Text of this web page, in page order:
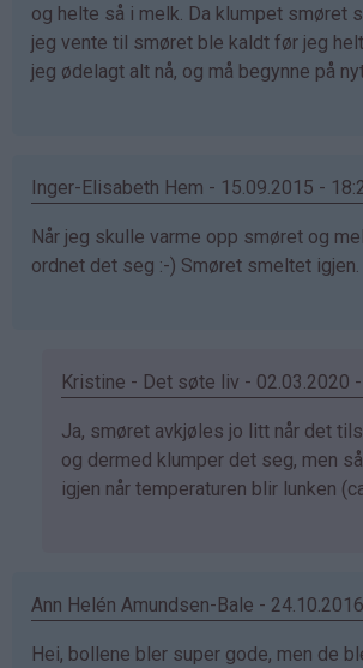
og helte så i melk. Da klumpet smøret
jeg vente til smøret ble kaldt før jeg
jeg ødelagt alt nå, og må begynne på
Inger-Elisabeth Hem - 15.09.2015 -
Når jeg skulle varme opp smøret og
ordnet det seg :-) Smøret smeltet igjen.
Kristine - Det søte liv - 02.03.2020
Som
svar
på
Hem
bekreftet)
Ja, smøret avkjøles jo litt når det
og dermed klumper det seg, men
igjen når temperaturen blir lunken
Ann Helén Amundsen-Bale -
Hei, bollene bler super gode, men de